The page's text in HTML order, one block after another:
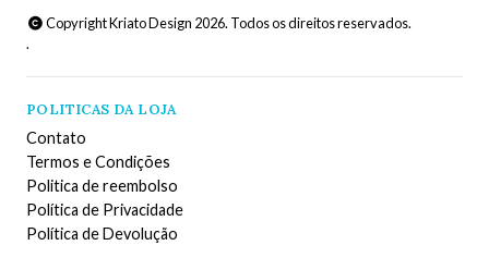
Copyright Kriato Design 2026. Todos os direitos reservados.
.
POLITICAS DA LOJA
Contato
Termos e Condições
Politica de reembolso
Política de Privacidade
Política de Devolução